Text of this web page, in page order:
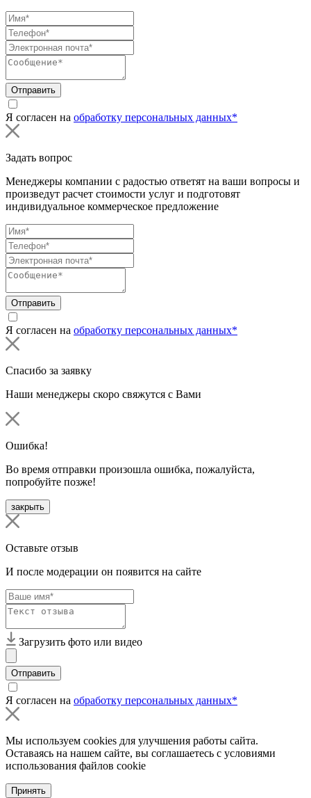
Отправить
Я согласен на обработку персональных данных*
Задать вопрос
Менеджеры компании с радостью ответят на ваши вопросы и
произведут расчет стоимости услуг и подготовят
индивидуальное коммерческое предложение
Отправить
Я согласен на обработку персональных данных*
Спасибо за заявку
Наши менеджеры скоро свяжутся с Вами
Ошибка!
Во время отправки произошла ошибка, пожалуйста,
попробуйте позже!
закрыть
Оставьте отзыв
И после модерации он появится на сайте
Загрузить фото или видео
Отправить
Я согласен на обработку персональных данных*
Мы используем cookies для улучшения работы сайта.
Оставаясь на нашем сайте, вы соглашаетесь с условиями
использования файлов cookie
Принять